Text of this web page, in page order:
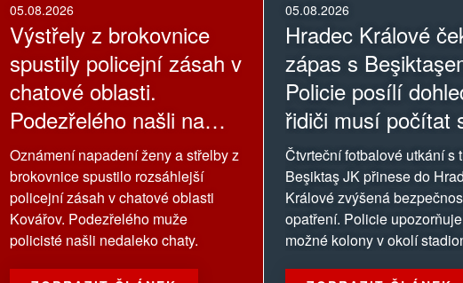
05.08.2026
Hradec Králové
zápas s
Policie posílí
řidiči musí počítat
kolonami
Čtvrteční fotbalové utkání s
Beşiktaş JK přinese do
Králové zvýšená
opatření. Policie
možné kolony v okolí
05.08.2026
Výstřely z brokovnice
spustily policejní zásah v
chatové oblasti.
Podezřelého našli na
louce
Oznámení napadení ženy a střelby z
brokovnice spustilo rozsáhlejší
policejní zásah v chatové oblasti
Kovářov. Podezřelého muže
policisté našli nedaleko chaty.